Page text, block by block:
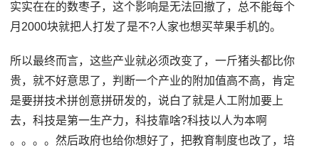
实实在在的数枣子，这个影响是无法回撤了，总不能每个
月2000块就把人打发了是不?人家也想买苹果手机的。
所以最终而言，这些产业就必须改变了，一斤猪头都比你
贵，就不好意思了，判断一个产业的附加值高不高，肯定
是要拼技术拼创意拼研发的，说白了就是人工附加要上
去，科技是第一生产力，科技靠啥?科技以人为本啊
。。。。然后政府也给你想好了，把教育制度也改了，培